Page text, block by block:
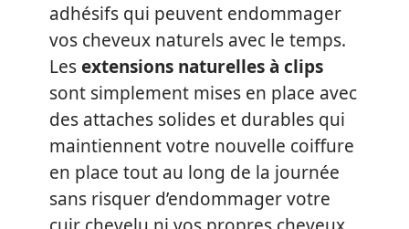
adhésifs qui peuvent endommager
vos cheveux naturels avec le temps.
Lesextensions naturelles à clips
sont simplement mises en place avec
des attaches solides et durables qui
maintiennent votre nouvelle coiffure
en place tout au long de la journée
sans risquer d’endommager votre